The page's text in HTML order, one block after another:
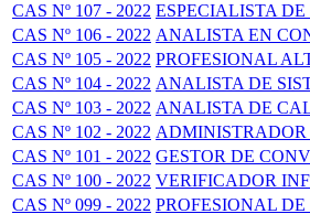
CAS Nº 107 - 2022 ESPECIALISTA
CAS Nº 106 - 2022 ANALISTA EN
CAS Nº 105 - 2022 PROFESIONAL
CAS Nº 104 - 2022 ANALISTA DE
CAS Nº 103 - 2022 ANALISTA DE
CAS Nº 102 - 2022 ADMINISTRADOR
CAS Nº 101 - 2022 GESTOR DE
CAS Nº 100 - 2022 VERIFICADOR
CAS Nº 099 - 2022 PROFESIONAL DE